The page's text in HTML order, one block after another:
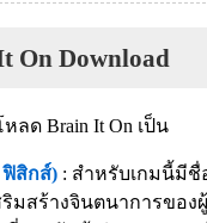
On Download
ฟิสิกส์) : สำหรับเกมนี้มีชื่
สร้างจินตนาการของ